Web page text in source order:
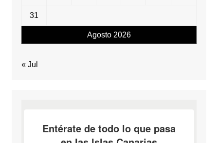
Agosto 2026
31
« Jul